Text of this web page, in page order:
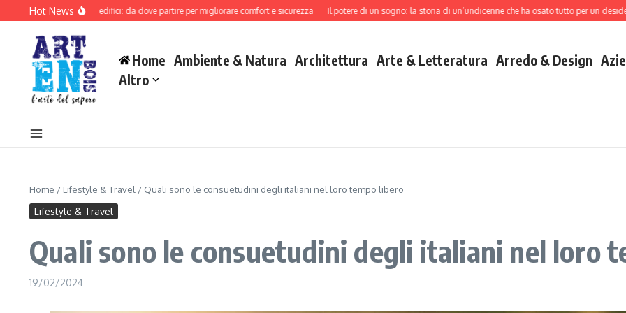
Salta al contenuto
Hot News
degli edifici: da dove partire per migliorare comfort e sicurezza Il potere di un sogno: la storia di un’undicenne che ha osato tutto per un desiderio
Home Ambiente & Natura Architettura Arte & Letteratura Arredo & Design
Altro
Home / Lifestyle & Travel / Quali sono le consuetudini degli italiani nel loro tempo libero
Lifestyle & Travel
Quali sono le consuetudini degli italiani nel loro
19/02/2024